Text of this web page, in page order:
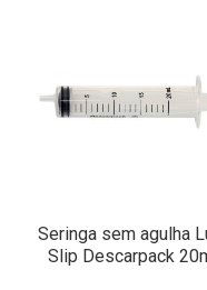
Seringa sem agulha
Slip Descarpack